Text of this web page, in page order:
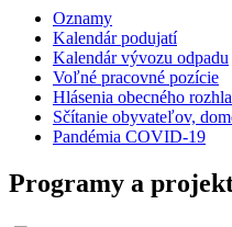
Oznamy
Kalendár podujatí
Kalendár vývozu odpadu
Voľné pracovné pozície
Hlásenia obecného
Sčítanie obyvateľov,
Pandémia COVID-19
Programy a